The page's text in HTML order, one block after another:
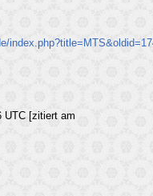
UTC [zitiert am